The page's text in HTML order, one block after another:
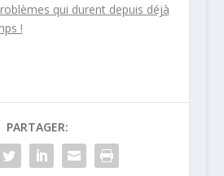
qui durent depuis déjà
!
PARTAGER: